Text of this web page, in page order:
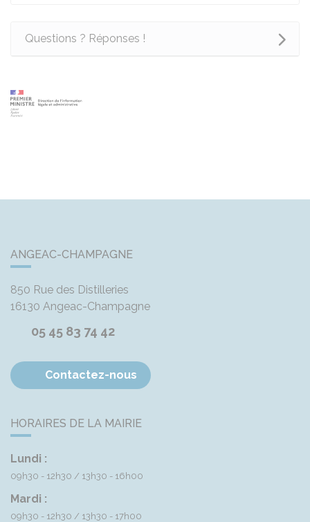
Questions ? Réponses !
ANGEAC-CHAMPAGNE
850 Rue des Distilleries
16130 Angeac-Champagne
05 45 83 74 42
Contactez-nous
HORAIRES DE LA MAIRIE
Lundi :
09h30 - 12h30 13h30 - 16h00
Mardi :
09h30 - 12h30 13h30 - 17h00